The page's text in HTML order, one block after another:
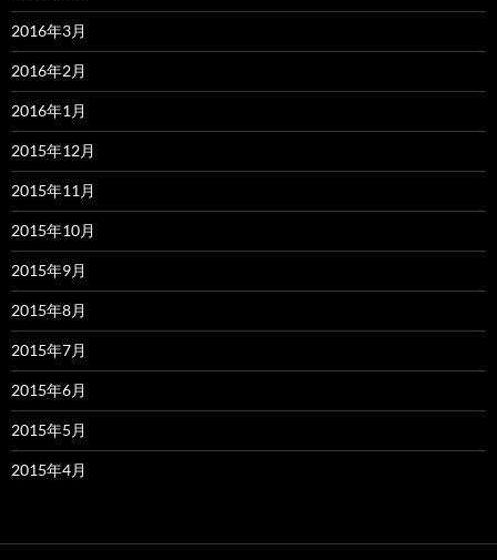
2016年3月
2016年2月
2016年1月
2015年12月
2015年11月
2015年10月
2015年9月
2015年8月
2015年7月
2015年6月
2015年5月
2015年4月